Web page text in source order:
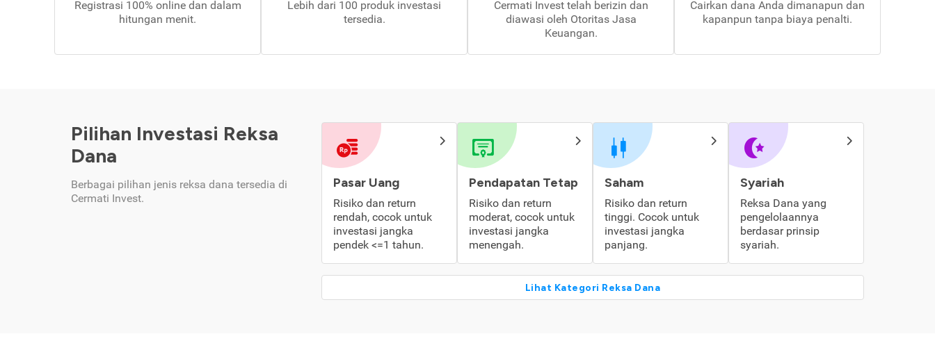
Registrasi 100% online dan dalam
hitungan menit.
Lebih dari 100 produk investasi
tersedia.
Cermati Invest telah berizin dan
diawasi oleh Otoritas Jasa
Keuangan.
Cairkan dana Anda dimanapun dan
kapanpun tanpa biaya penalti.
Pilihan Investasi Reksa
Dana
Berbagai pilihan jenis reksa dana tersedia di
Cermati Invest.
Pasar Uang
Risiko dan return
rendah, cocok untuk
investasi jangka
pendek <=1 tahun.
Pendapatan Tetap
Risiko dan return
moderat, cocok untuk
investasi jangka
menengah.
Saham
Risiko dan return
tinggi. Cocok untuk
investasi jangka
panjang.
Syariah
Reksa Dana yang
pengelolaannya
berdasar prinsip
syariah.
Lihat Kategori Reksa Dana